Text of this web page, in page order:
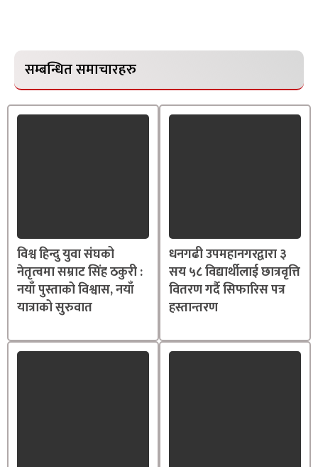
सम्बन्धित समाचारहरु
विश्व हिन्दु युवा संघको
नेतृत्वमा सम्राट सिंह ठकुरी :
नयाँ पुस्ताको विश्वास, नयाँ
यात्राको सुरुवात
धनगढी उपमहानगरद्वारा ३
सय ५८ विद्यार्थीलाई छात्रवृत्ति
वितरण गर्दै सिफारिस पत्र
हस्तान्तरण